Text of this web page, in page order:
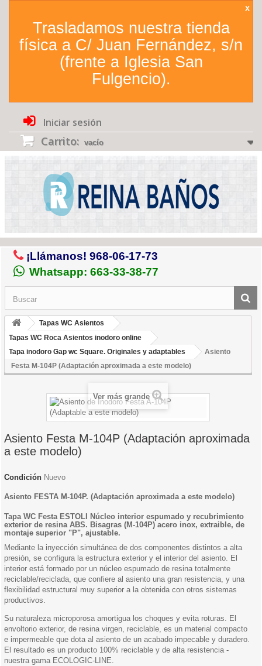
Trasladamos nuestra tienda
física a C/ Juan Fernández, s/n
(frente a Iglesia San
Fulgencio).
X
Iniciar sesión
Carrito: vacío
¡Llámanos! 968-06-17-73
Whatsapp: 663-33-38-77
Tapas WC Asientos
Tapas WC Roca Asientos inodoro online
Tapa inodoro Gap wc Square. Originales y adaptables
Asiento
Festa M-104P (Adaptación aproximada a este modelo)
Ver más grande
Asiento Festa M-104P (Adaptación aproximada
a este modelo)
Condición Nuevo
Asiento FESTA M-104P. (Adaptación aproximada a este modelo)
Tapa WC Festa ESTOLI Núcleo interior espumado y recubrimiento
exterior de resina ABS. Bisagras (M-104P) acero inox, extraible, de
montaje superior "P", ajustable.
Mediante la inyección simultánea de dos componentes distintos a alta
presión, se configura la estructura exterior y el interior del asiento. El
interior está formado por un núcleo espumado de resina totalmente
reciclable/reciclada, que confiere al asiento una gran resistencia, y una
flexibilidad estructural muy superior a la obtenida con otros sistemas
productivos.
Su naturaleza microporosa amortigua los choques y evita roturas. El
envoltorio exterior, de resina virgen, reciclable, es un material compacto
e impermeable que dota al asiento de un acabado impecable y duradero.
El resultado es un producto 100% reciclable y de alta resistencia -
nuestra gama ECOLOGIC-LINE.